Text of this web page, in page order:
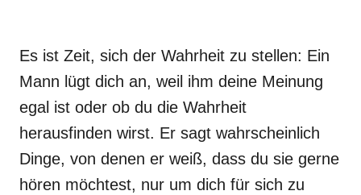
Es ist Zeit, sich der Wahrheit zu stellen: Ein
Mann lügt dich an, weil ihm deine Meinung
egal ist oder ob du die Wahrheit
herausfinden wirst. Er sagt wahrscheinlich
Dinge, von denen er weiß, dass du sie gerne
hören möchtest, nur um dich für sich zu